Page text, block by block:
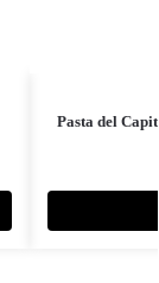
Pasta del